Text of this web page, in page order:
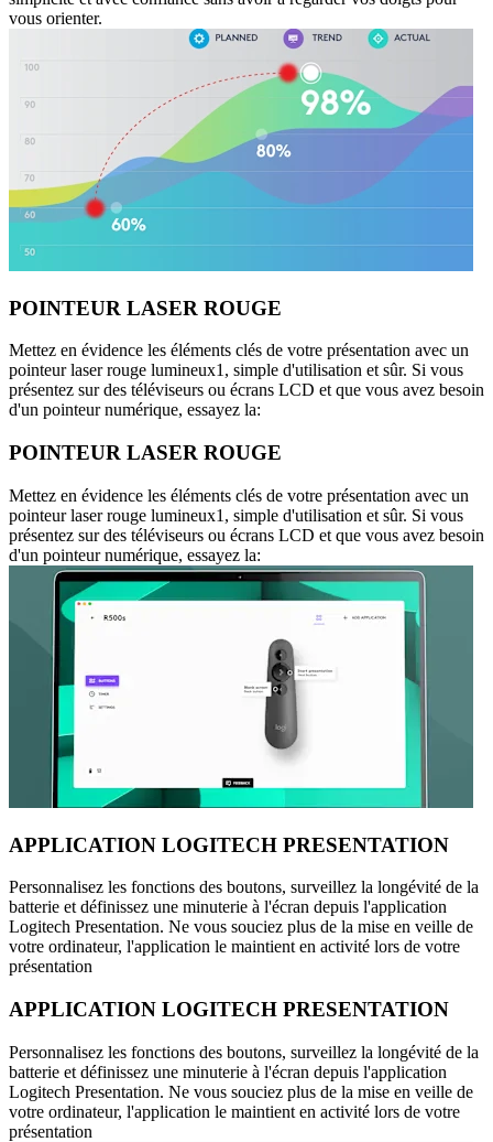
vous orienter.
POINTEUR LASER ROUGE
Mettez en évidence les éléments clés de votre présentation avec un
pointeur laser rouge lumineux1, simple d'utilisation et sûr. Si vous
présentez sur des téléviseurs ou écrans LCD et que vous avez besoin
d'un pointeur numérique, essayez la:
POINTEUR LASER ROUGE
Mettez en évidence les éléments clés de votre présentation avec un
pointeur laser rouge lumineux1, simple d'utilisation et sûr. Si vous
présentez sur des téléviseurs ou écrans LCD et que vous avez besoin
d'un pointeur numérique, essayez la:
APPLICATION LOGITECH PRESENTATION
Personnalisez les fonctions des boutons, surveillez la longévité de la
batterie et définissez une minuterie à l'écran depuis l'application
Logitech Presentation. Ne vous souciez plus de la mise en veille de
votre ordinateur, l'application le maintient en activité lors de votre
présentation
APPLICATION LOGITECH PRESENTATION
Personnalisez les fonctions des boutons, surveillez la longévité de la
batterie et définissez une minuterie à l'écran depuis l'application
Logitech Presentation. Ne vous souciez plus de la mise en veille de
votre ordinateur, l'application le maintient en activité lors de votre
présentation